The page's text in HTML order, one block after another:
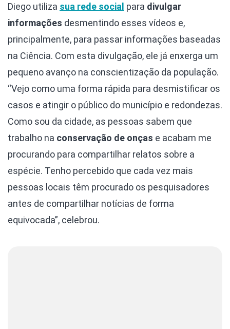
Diego utiliza sua rede social para divulgar
informações desmentindo esses vídeos e,
principalmente, para passar informações baseadas
na Ciência. Com esta divulgação, ele já enxerga um
pequeno avanço na conscientização da população.
“Vejo como uma forma rápida para desmistificar os
casos e atingir o público do município e redondezas.
Como sou da cidade, as pessoas sabem que
trabalho na conservação de onças e acabam me
procurando para compartilhar relatos sobre a
espécie. Tenho percebido que cada vez mais
pessoas locais têm procurado os pesquisadores
antes de compartilhar notícias de forma
equivocada”, celebrou.